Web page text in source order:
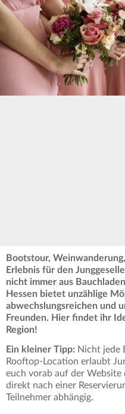
Bootstour,
Erlebnis für den
nicht immer aus
Hessen bietet unzählige
abwechslungsreichen und
Freunden. Hier findet ihr
Region!
Ein kleiner Tipp: Nicht jede
Rooftop-Location erlaubt
euch vorab auf der Website
direkt nach einer
Teilnehmer abhängig.